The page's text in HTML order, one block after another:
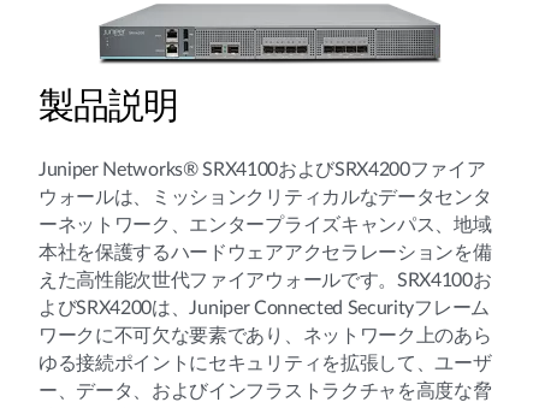
製品説明
Juniper Networks® SRX4100およびSRX4200ファイア
ウォールは、ミッションクリティカルなデータセンタ
ーネットワーク、エンタープライズキャンパス、地域
本社を保護するハードウェアアクセラレーションを備
えた高性能次世代ファイアウォールです。SRX4100お
よびSRX4200は、Juniper Connected Securityフレーム
ワークに不可欠な要素であり、ネットワーク上のあら
ゆる接続ポイントにセキュリティを拡張して、ユーザ
ー、データ、およびインフラストラクチャを高度な脅